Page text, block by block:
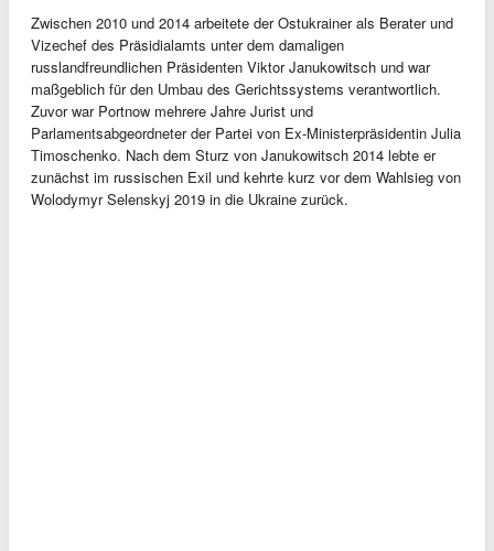
Zwischen 2010 und 2014 arbeitete der Ostukrainer als Berater und
Vizechef des Präsidialamts unter dem damaligen
russlandfreundlichen Präsidenten Viktor Janukowitsch und war
maßgeblich für den Umbau des Gerichtssystems verantwortlich.
Zuvor war Portnow mehrere Jahre Jurist und
Parlamentsabgeordneter der Partei von Ex-Ministerpräsidentin Julia
Timoschenko. Nach dem Sturz von Janukowitsch 2014 lebte er
zunächst im russischen Exil und kehrte kurz vor dem Wahlsieg von
Wolodymyr Selenskyj 2019 in die Ukraine zurück.